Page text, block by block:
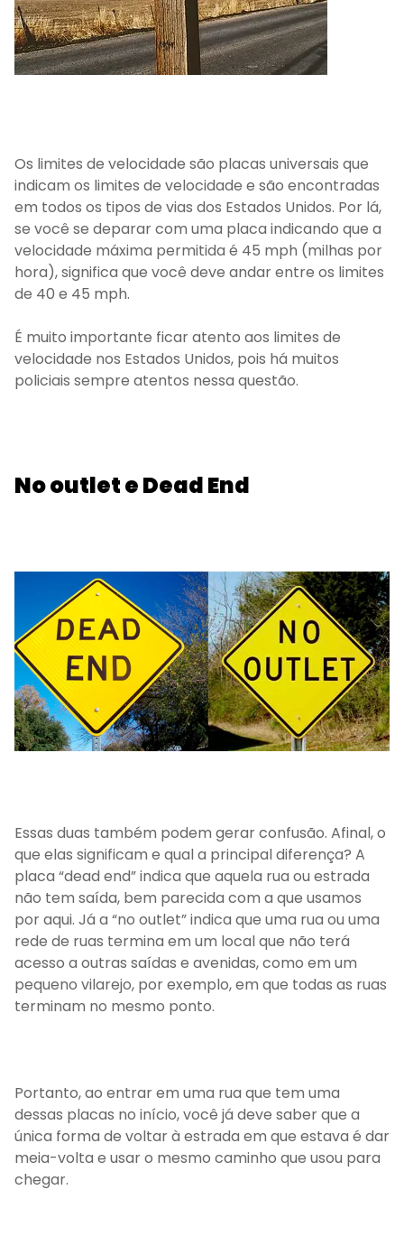
Os limites de velocidade são placas universais que
indicam os limites de velocidade e são encontradas
em todos os tipos de vias dos Estados Unidos. Por lá,
se você se deparar com uma placa indicando que a
velocidade máxima permitida é 45 mph (milhas por
hora), significa que você deve andar entre os limites
de 40 e 45 mph.
É muito importante ficar atento aos limites de
velocidade nos Estados Unidos, pois há muitos
policiais sempre atentos nessa questão.
No outlet e Dead End
Essas duas também podem gerar confusão. Afinal, o
que elas significam e qual a principal diferença? A
placa “dead end” indica que aquela rua ou estrada
não tem saída, bem parecida com a que usamos
por aqui. Já a “no outlet” indica que uma rua ou uma
rede de ruas termina em um local que não terá
acesso a outras saídas e avenidas, como em um
pequeno vilarejo, por exemplo, em que todas as ruas
terminam no mesmo ponto.
Portanto, ao entrar em uma rua que tem uma
dessas placas no início, você já deve saber que a
única forma de voltar à estrada em que estava é dar
meia-volta e usar o mesmo caminho que usou para
chegar.